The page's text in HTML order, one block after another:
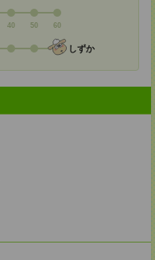
40 50 60
しずか